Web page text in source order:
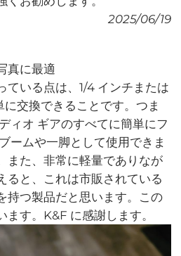
2025/06/19
真に最適
ている点は、1/4 インチまたは
交換できることです。つま
ィオ ギアのすべてに簡単にフ
ームや一脚として使用できま
また、非常に軽量でありなが
ると、これは市販されている
持つ製品だと思います。この
す。K&F に感謝します。